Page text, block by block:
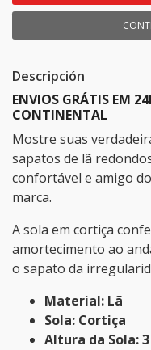
Descripción
ENVIOS GRÁTIS EM
CONTINENTAL
Mostre suas
sapatos de lã
confortável e amigo
marca.
A sola em cortiça
amortecimento ao
o sapato da
Material: Lã
Sola: Cortiça
Altura da Sola: